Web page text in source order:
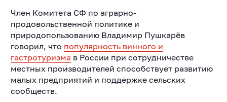
Член Комитета СФ по аграрно-
продовольственной политике и
природопользованию Владимир Пушкарёв
говорил, что популярность винного и
гастротуризма в России при сотрудничестве
местных производителей способствует развитию
малых предприятий и поддержке сельских
сообществ.